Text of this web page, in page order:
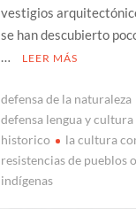
vestigios
se han descubierto
…
LEER MÁS
defensa de la naturaleza
defensa lengua y cultura
historico
la cultura
resistencias de pueblos
indígenas